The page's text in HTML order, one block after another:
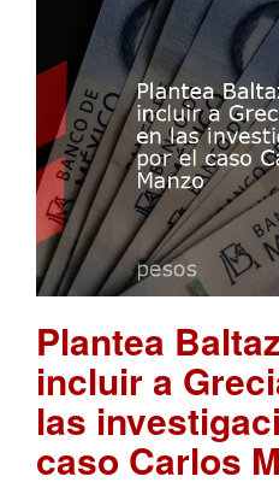
Plantea
incluir a
las
caso Carlos